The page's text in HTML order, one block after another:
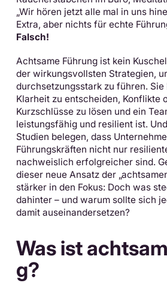
„Wir hören jetzt alle mal in uns
Extra, aber nichts für echte
Falsch!
Achtsame Führung ist kein
der wirkungsvollsten Strategien,
durchsetzungsstark zu führen. Sie
Klarheit zu entscheiden, Konflikte
Kurzschlüsse zu lösen und ein
leistungsfähig und resilient ist.
Studien belegen, dass
Führungskräften nicht nur
nachweislich erfolgreicher sind.
dieser neue Ansatz der
stärker in den Fokus: Doch was
dahinter – und warum sollte sich
damit auseinandersetzen?
Was ist
g?